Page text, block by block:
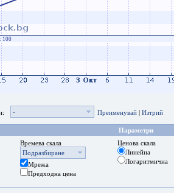
100
- Преименувай | Изтрий
Параметри
Времева скала
Подразбиране
Мрежа
Предходна цена
Ценова скала
Линейна
Логаритмична